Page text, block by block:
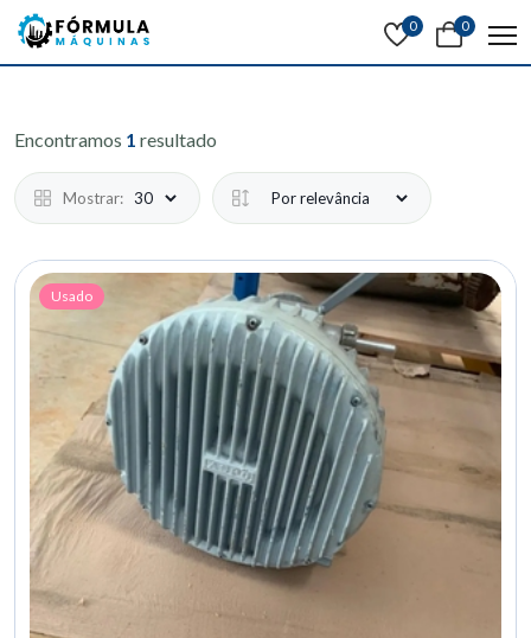
0 0
Encontramos 1 resultado
Mostrar:
Usado